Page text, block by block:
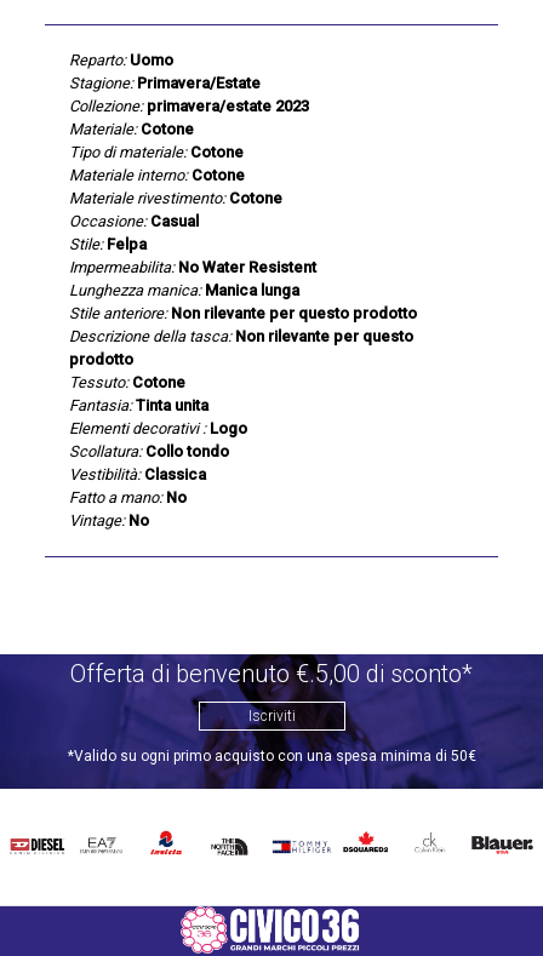
Reparto: Uomo
Stagione: Primavera/Estate
Collezione: primavera/estate 2023
Materiale: Cotone
Tipo di materiale: Cotone
Materiale interno: Cotone
Materiale rivestimento: Cotone
Occasione: Casual
Stile: Felpa
Impermeabilita: No Water Resistent
Lunghezza manica: Manica lunga
Stile anteriore: Non rilevante per questo prodotto
Descrizione della tasca: Non rilevante per questo
prodotto
Tessuto: Cotone
Fantasia: Tinta unita
Elementi decorativi : Logo
Scollatura: Collo tondo
Vestibilità: Classica
Fatto a mano: No
Vintage: No
Offerta di benvenuto €.5,00 di sconto*
Iscriviti
*Valido su ogni primo acquisto con una spesa minima di 50€
DIESEL EA7 INVICTATHE
TOMMY
DSQUARED2
CALVIN BLAUER